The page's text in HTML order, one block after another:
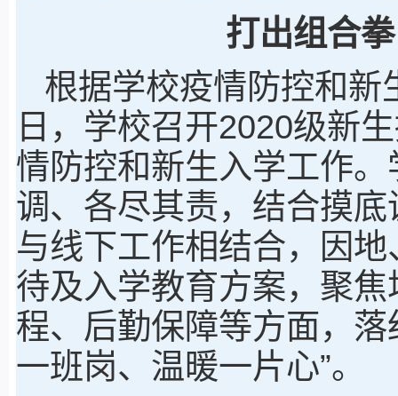
打出组合
根据学校疫情防控和新
日，学校召开2020级新
情防控和新生入学工作
调、各尽其责，结合摸
与线下工作相结合，因
待及入学教育方案，聚
程、后勤保障等方面，
一班岗、温暖一片心”。